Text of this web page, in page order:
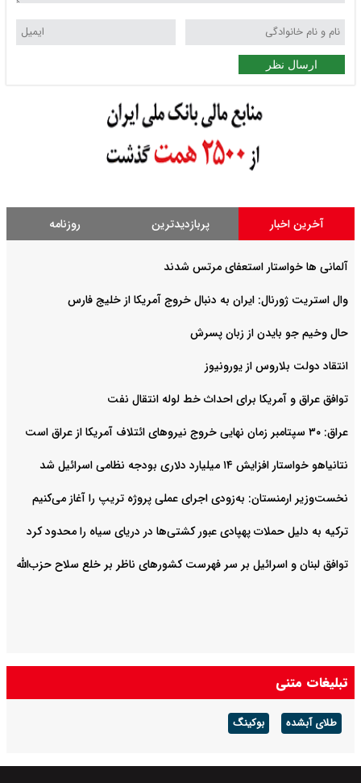
ارسال نظر
آخرین اخبار پربازدیدترین روزنامه
آلمانی ها خواستار استعفای مرتس شدند
وال استریت ژورنال: ایران به دنبال خروج آمریکا از خلیج فارس
حال وخیم جو بایدن از زبان پسرش
انتقاد دولت بلاروس از یورونیوز
توافق عراق و آمریکا برای احداث خط لوله انتقال نفت
عراق: ۳۰ سپتامبر زمان نهایی خروج نیروهای ائتلاف آمریکا از عراق است
نتانیاهو خواستار افزایش ۱۴ میلیارد دلاری بودجه نظامی اسرائیل شد
نخست‌وزیر ارمنستان: به‌زودی اجرای عملی پروژه تریپ را آغاز می‌کنیم
ترکیه به دلیل حملات پهپادی عبور کشتی‌ها در دریای سیاه را محدود کرد
توافق لبنان و اسرائیل بر سر فهرست کشورهای ناظر بر خلع سلاح حزب‌الله
تبلیغات متنی
طلای آبشده بوکینگ